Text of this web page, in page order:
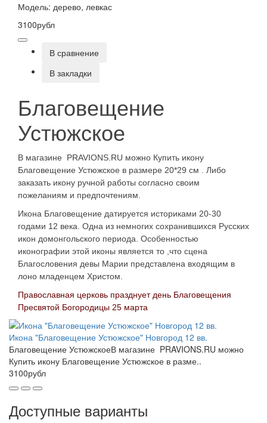
Модель: дерево, левкас
3100рубл
В сравнение
В закладки
Благовещение
Устюжское
В магазине PRAVIONS.RU можно Купить икону
Благовещение Устюжское в размере 20*29 см . Либо
заказать икону ручной работы согласно своим
пожеланиям и предпочтениям.
Икона Благовещение датируется историками 20-30
годами 12 века. Одна из немногих сохранившихся Русских
икон домонгольского периода. Особенностью
иконографии этой иконы является то ,что сцена
Благословения девы Марии представлена входящим в
лоно младенцем Христом.
Православная церковь празднует день Благовещения
Пресвятой Богородицы 25 марта
Икона "Благовещение Устюжское" Новгород 12 вв.
Благовещение УстюжскоеВ магазине PRAVIONS.RU можно
Купить икону Благовещение Устюжское в разме..
3100рубл
Доступные варианты